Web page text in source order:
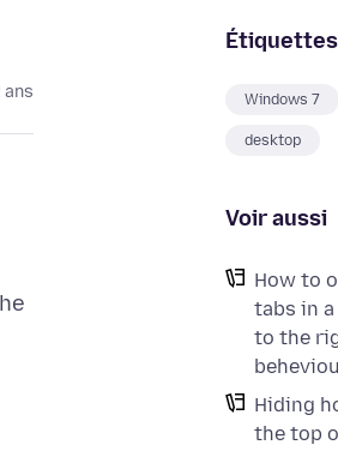
Étiquettes
Windows 7
desktop
Voir aussi
How to
tabs in
to the
Hiding
the top
ans